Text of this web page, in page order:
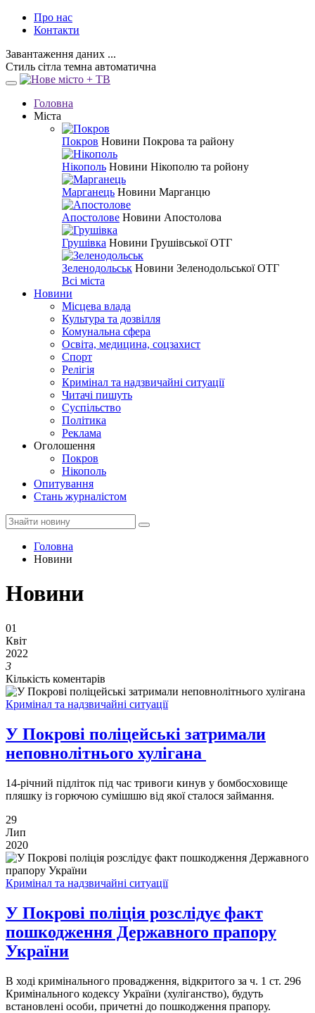
Про нас
Контакти
Завантаження даних ...
Стиль сітла темна автоматична
Головна
Міста
Покров Новини Покрова та району
Нікополь Новини Нікополю та ройону
Марганець Новини Марганцю
Апостолове Новини Апостолова
Грушівка Новини Грушівської ОТГ
Зеленодольськ Новини Зеленодольської ОТГ
Всі міста
Новини
Місцева влада
Культура та дозвілля
Комунальна сфера
Освіта, медицина, соцзахист
Спорт
Релігія
Кримінал та надзвичайні ситуації
Читачі пишуть
Суспільство
Політика
Реклама
Оголошення
Покров
Нікополь
Опитування
Стань журналістом
Головна
Новини
Новини
01
Квіт
2022
3
Кількість коментарів
Кримінал та надзвичайні ситуації
У Покрові поліцейські затримали
неповнолітнього хулігана
14-річний підліток під час тривоги кинув у бомбосховище
пляшку із горючою сумішшю від якої сталося займання.
29
Лип
2020
Кримінал та надзвичайні ситуації
У Покрові поліція розслідує факт
пошкодження Державного прапору
України
В ході кримінального провадження, відкритого за ч. 1 ст. 296
Кримінального кодексу України (хуліганство), будуть
встановлені особи, причетні до пошкодження прапору.